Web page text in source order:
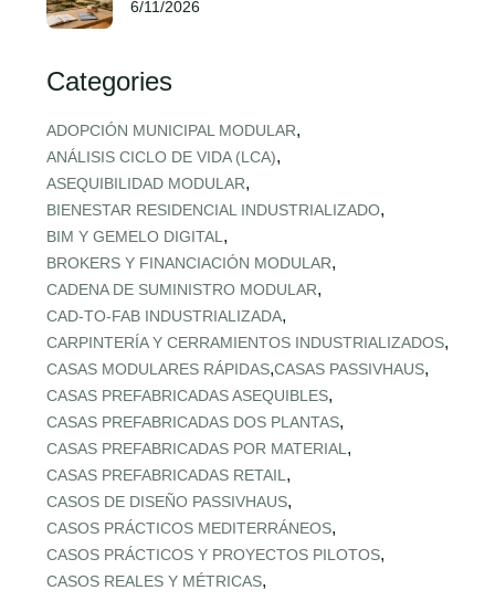
6/11/2026
Categories
ADOPCIÓN MUNICIPAL MODULAR,
ANÁLISIS CICLO DE VIDA (LCA),
ASEQUIBILIDAD MODULAR,
BIENESTAR RESIDENCIAL INDUSTRIALIZADO,
BIM Y GEMELO DIGITAL ,
BROKERS Y FINANCIACIÓN MODULAR,
CADENA DE SUMINISTRO MODULAR,
CAD‑TO‑FAB INDUSTRIALIZADA,
CARPINTERÍA Y CERRAMIENTOS INDUSTRIALIZADOS,
CASAS MODULARES RÁPIDAS,CASAS PASSIVHAUS,
CASAS PREFABRICADAS ASEQUIBLES,
CASAS PREFABRICADAS DOS PLANTAS,
CASAS PREFABRICADAS POR MATERIAL ,
CASAS PREFABRICADAS RETAIL ,
CASOS DE DISEÑO PASSIVHAUS,
CASOS PRÁCTICOS MEDITERRÁNEOS,
CASOS PRÁCTICOS Y PROYECTOS PILOTOS,
CASOS REALES Y MÉTRICAS,